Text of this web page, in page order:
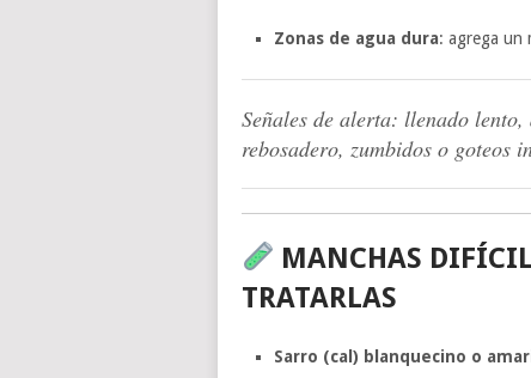
Zonas de agua dura: agrega un
Señales de alerta: llenado
rebosadero, zumbidos o goteos
MANCHAS
TRATARLAS
Sarro (cal) blanquecino o